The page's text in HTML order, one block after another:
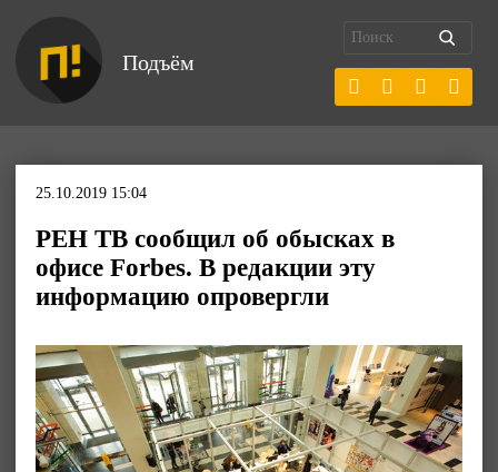
Подъём
25.10.2019 15:04
РЕН ТВ сообщил об обысках в
офисе Forbes. В редакции эту
информацию опровергли